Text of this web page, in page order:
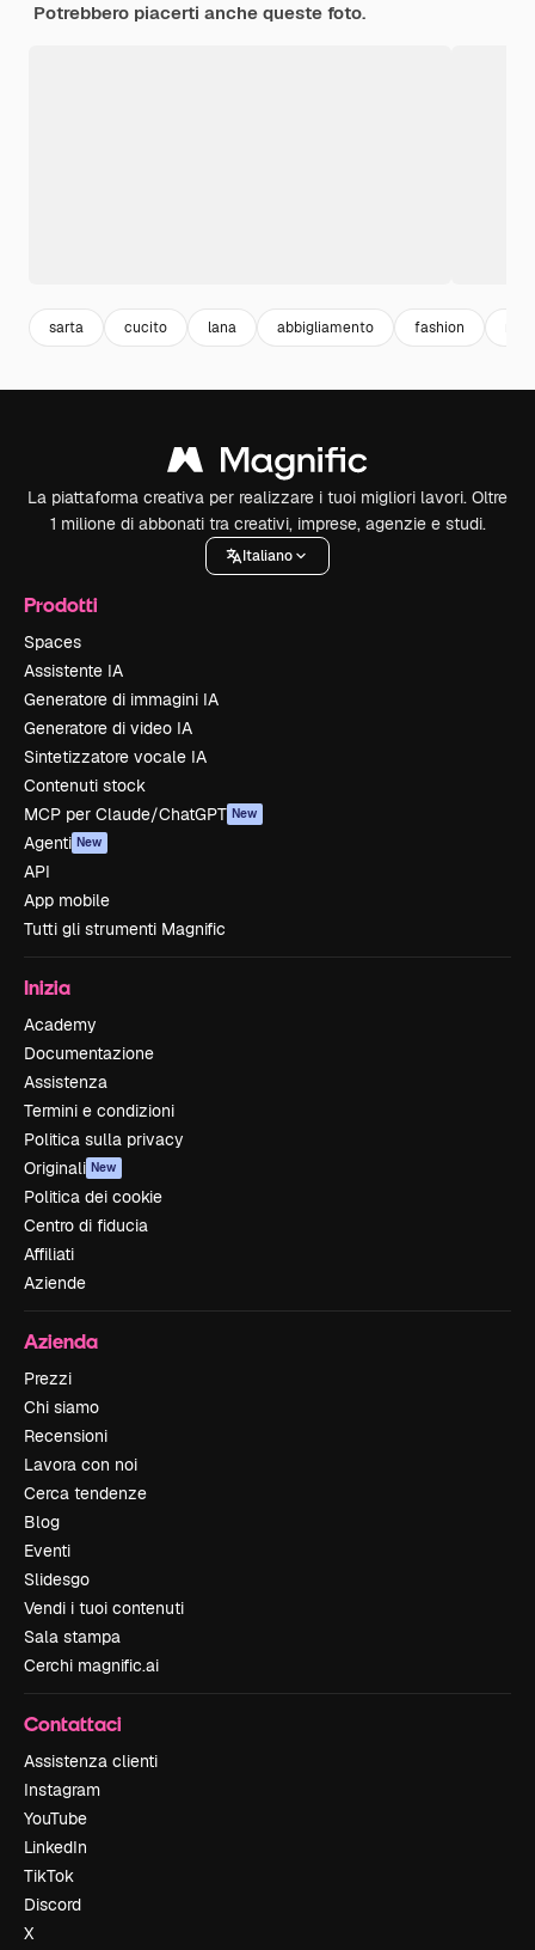
Potrebbero piacerti anche queste foto.
sarta cucito lana abbigliamento fashion
La piattaforma creativa per realizzare i tuoi migliori lavori. Oltre
1 milione di abbonati tra creativi, imprese, agenzie e studi.
Italiano
Prodotti
Spaces
Assistente IA
Generatore di immagini IA
Generatore di video IA
Sintetizzatore vocale IA
Contenuti stock
MCP per Claude/ChatGPT New
Agenti New
API
App mobile
Tutti gli strumenti Magnific
Inizia
Academy
Documentazione
Assistenza
Termini e condizioni
Politica sulla privacy
Originali New
Politica dei cookie
Centro di fiducia
Affiliati
Aziende
Azienda
Prezzi
Chi siamo
Recensioni
Lavora con noi
Cerca tendenze
Blog
Eventi
Slidesgo
Vendi i tuoi contenuti
Sala stampa
Cerchi magnific.ai
Contattaci
Assistenza clienti
Instagram
YouTube
LinkedIn
TikTok
Discord
X